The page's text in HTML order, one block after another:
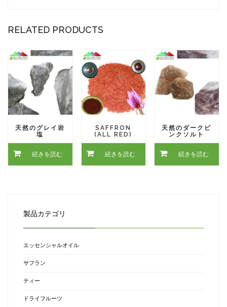
RELATED PRODUCTS
天然のグレイ岩
塩
続きを読む
SAFFRON
(ALL RED)
続きを読む
天然のダークピ
ンクソルト
続きを読む
製品カテゴリ
エッセンシャルオイル
サフラン
ティー
ドライフルーツ